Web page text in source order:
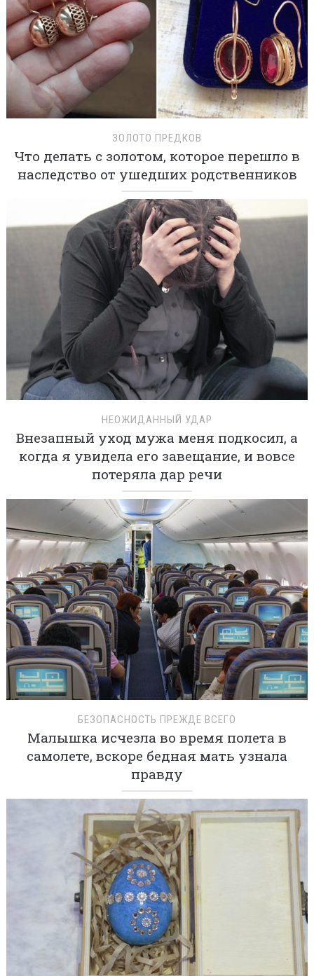
ЗОЛОТО ПРЕДКОВ
Что делать с золотом, которое перешло в
наследство от ушедших родственников
НЕОЖИДАННЫЙ УДАР
Внезапный уход мужа меня подкосил, а
когда я увидела его завещание, и вовсе
потеряла дар речи
БЕЗОПАСНОСТЬ ПРЕЖДЕ ВСЕГО
Малышка исчезла во время полета в
самолете, вскоре бедная мать узнала
правду